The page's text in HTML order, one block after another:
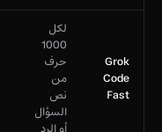
Grok
Code
Fast
لكل
1000
حرف
من
نص
السؤال